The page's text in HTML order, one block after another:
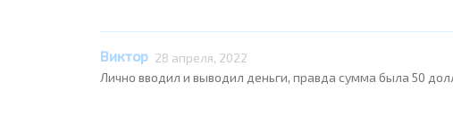
Виктор 28 апреля, 2022
Лично вводил и выводил деньги, правда сумма была 50